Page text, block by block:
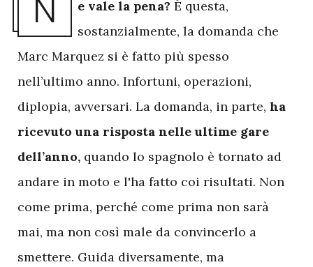
N e vale la pena? È questa,
sostanzialmente, la domanda che
Marc Marquez si è fatto più spesso
nell’ultimo anno. Infortuni, operazioni,
diplopia, avversari. La domanda, in parte, ha
ricevuto una risposta nelle ultime gare
dell’anno, quando lo spagnolo è tornato ad
andare in moto e l'ha fatto coi risultati. Non
come prima, perché come prima non sarà
mai, ma non così male da convincerlo a
smettere. Guida diversamente, ma